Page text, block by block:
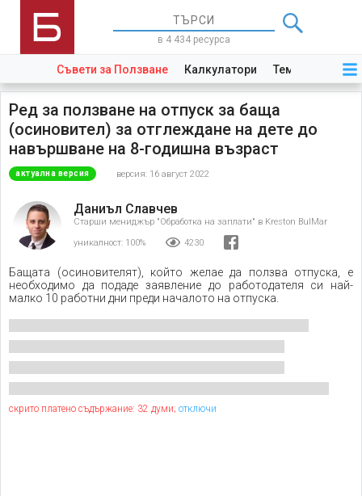
в 4 434 ресурса
Съвети за Ползване Калкулатори Теми Закони
Ред за ползване на отпуск за баща
(осиновител) за отглеждане на дете до
навършване на 8-годишна възраст
актуална версия версия: 16 август 2022
Даниъл Славчев
Старши мениджър "Обработка на заплати" в Kreston BulMar
уникалност: 100% 4230
Бащата (осиновителят), който желае да ползва отпуска, е
необходимо да подаде заявление до работодателя си най-
малко 10 работни дни преди началото на отпуска.
скрито платено съдържание: 32 думи; отключи